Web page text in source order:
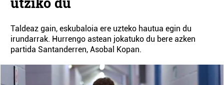
Taldeaz gain, eskubaloia ere uzteko hautua egin du
irundarrak. Hurrengo astean jokatuko du bere azken
partida Santanderren, Asobal Kopan.